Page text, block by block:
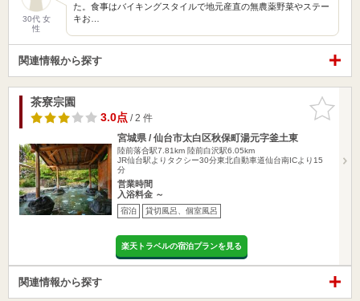
30代 女
性
た。食事はバイキングスタイルで地元産直の無農薬野菜やステー
キお…
関連情報から探す
お気に入
りに追加
茶寮宗園
3.0点/ 2 件
宮城県 / 仙台市太白区秋保町湯元字釜土東
陸前落合駅7.81km 陸前白沢駅6.05km
JR仙台駅よりタクシー30分東北自動車道仙台南ICより15
分
営業時間
入浴料金 ～
宿泊 貸切風呂、個室風呂
楽天トラベルの宿泊プランを見る
関連情報から探す